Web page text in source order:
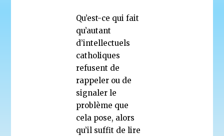
Qu’est-ce qui fait
qu’autant
d’intellectuels
catholiques
refusent de
rappeler ou de
signaler le
problème que
cela pose, alors
qu’il suffit de lire